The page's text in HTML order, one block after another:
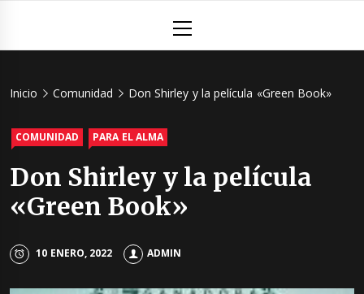
San
principal
Inicio Comunidad Don Shirley y la película «Green Book»
COMUNIDAD PARA EL ALMA
Don Shirley y la película
«Green Book»
10 ENERO, 2022 ADMIN